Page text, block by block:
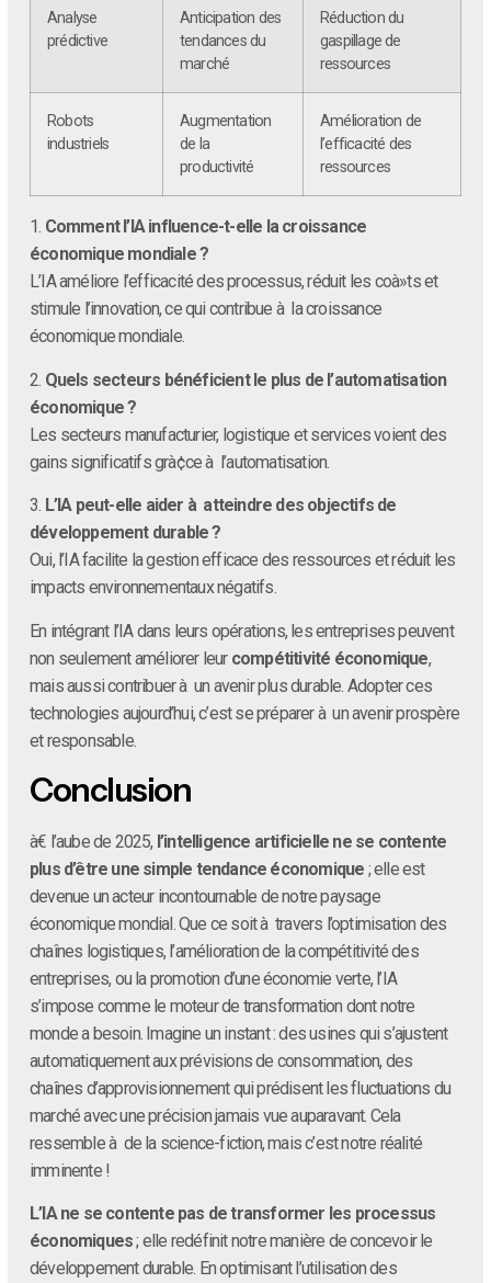
Analyse
prédictive
Anticipation des
tendances du
marché
Réduction du
gaspillage de
ressources
Robots
industriels
Augmentation
de la
productivité
Amélioration de
l’efficacité des
ressources
1. Comment l’IA influence-t-elle la croissance
économique mondiale ?
L’IA améliore l’efficacité des processus, réduit les coà»ts et
stimule l’innovation, ce qui contribue à la croissance
économique mondiale.
2. Quels secteurs bénéficient le plus de l’automatisation
économique ?
Les secteurs manufacturier, logistique et services voient des
gains significatifs grà¢ce à l’automatisation.
3. L’IA peut-elle aider à atteindre des objectifs de
développement durable ?
Oui, l’IA facilite la gestion efficace des ressources et réduit les
impacts environnementaux négatifs.
En intégrant l’IA dans leurs opérations, les entreprises peuvent
non seulement améliorer leur compétitivité économique,
mais aussi contribuer à un avenir plus durable. Adopter ces
technologies aujourd’hui, c’est se préparer à un avenir prospère
et responsable.
Conclusion
à€ l’aube de 2025, l’intelligence artificielle ne se contente
plus d’être une simple tendance économique ; elle est
devenue un acteur incontournable de notre paysage
économique mondial. Que ce soit à travers l’optimisation des
chaînes logistiques, l’amélioration de la compétitivité des
entreprises, ou la promotion d’une économie verte, l’IA
s’impose comme le moteur de transformation dont notre
monde a besoin. Imagine un instant : des usines qui s’ajustent
automatiquement aux prévisions de consommation, des
chaînes d’approvisionnement qui prédisent les fluctuations du
marché avec une précision jamais vue auparavant. Cela
ressemble à de la science-fiction, mais c’est notre réalité
imminente !
L’IA ne se contente pas de transformer les processus
économiques; elle redéfinit notre manière de concevoir le
développement durable. En optimisant l’utilisation des